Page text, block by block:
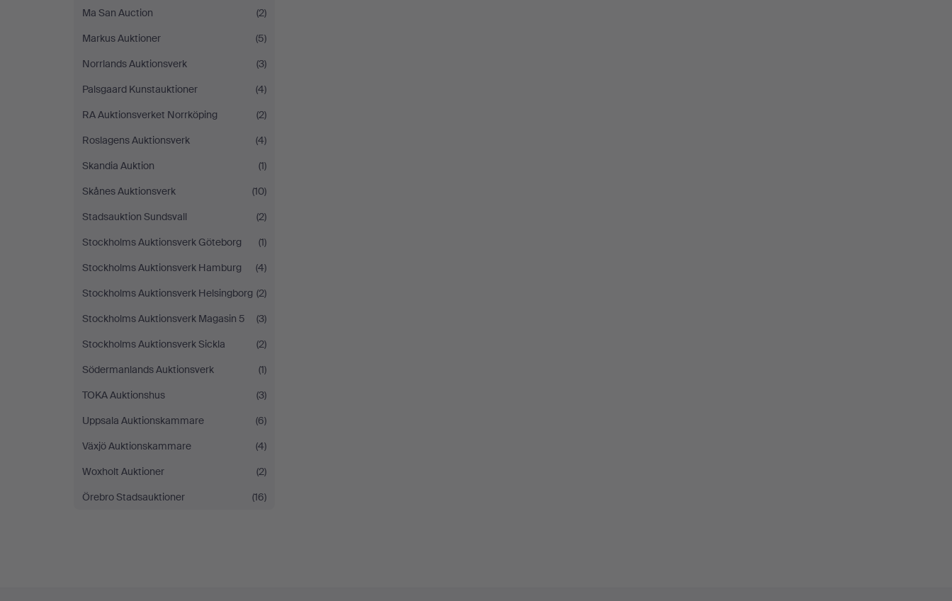
Ma San Auction
(2)
Markus Auktioner
(5)
Norrlands Auktionsverk
(3)
Palsgaard Kunstauktioner
(4)
RA Auktionsverket Norrköping
(2)
Roslagens Auktionsverk
(4)
Skandia Auktion
(1)
Skånes Auktionsverk
(10)
Stadsauktion Sundsvall
(2)
Stockholms Auktionsverk Göteborg
(1)
Stockholms Auktionsverk Hamburg
(4)
Stockholms Auktionsverk Helsingborg (2)
Stockholms Auktionsverk Magasin 5
(3)
Stockholms Auktionsverk Sickla
(2)
Södermanlands Auktionsverk
(1)
TOKA Auktionshus
(3)
Uppsala Auktionskammare
(6)
Växjö Auktionskammare
(4)
Woxholt Auktioner
(2)
Örebro Stadsauktioner
(16)